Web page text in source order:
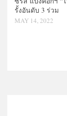
รั้งอันดับ 3 ร่วม
MAY 14, 2022